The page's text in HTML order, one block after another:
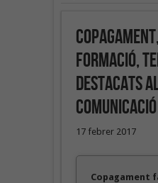
formació,
destacats
17 febrer 2017
Copagament